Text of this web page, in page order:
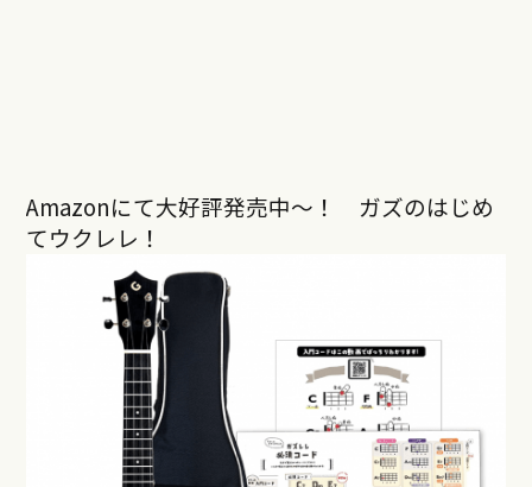
Amazonにて大好評発売中〜！ ガズのはじめ
てウクレレ！